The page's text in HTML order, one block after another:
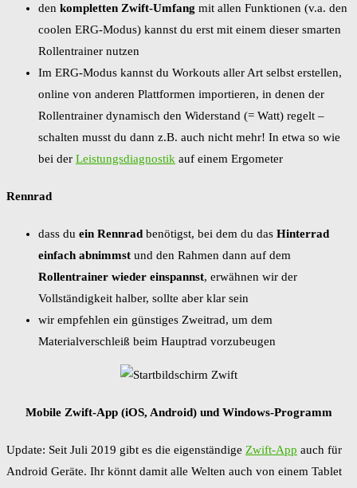
den kompletten Zwift-Umfang mit allen Funktionen (v.a. den
coolen ERG-Modus) kannst du erst mit einem dieser smarten
Rollentrainer nutzen
Im ERG-Modus kannst du Workouts aller Art selbst erstellen,
online von anderen Plattformen importieren, in denen der
Rollentrainer dynamisch den Widerstand (= Watt) regelt –
schalten musst du dann z.B. auch nicht mehr! In etwa so wie
bei der Leistungsdiagnostik auf einem Ergometer
Rennrad
dass du ein Rennrad benötigst, bei dem du das Hinterrad
einfach abnimmst und den Rahmen dann auf dem
Rollentrainer wieder einspannst, erwähnen wir der
Vollständigkeit halber, sollte aber klar sein
wir empfehlen ein günstiges Zweitrad, um dem
Materialverschleiß beim Hauptrad vorzubeugen
Mobile Zwift-App (iOS, Android) und Windows-Programm
Update: Seit Juli 2019 gibt es die eigenständige Zwift-App auch für
Android Geräte. Ihr könnt damit alle Welten auch von einem Tablet